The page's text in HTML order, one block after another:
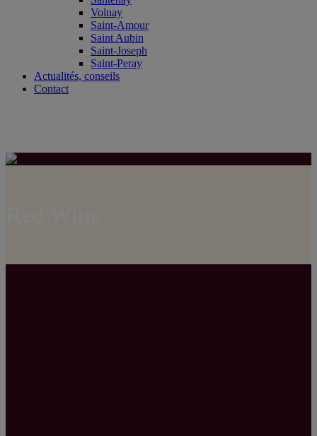
Volnay
Saint-Amour
Saint Aubin
Saint-Joseph
Saint-Peray
Actualités, conseils
Contact